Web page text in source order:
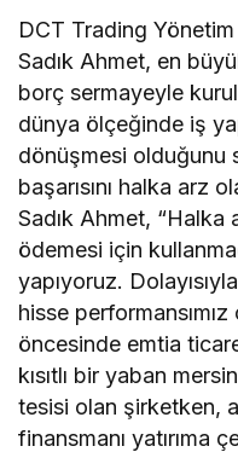
DCT Trading
Sadık Ahmet, en
borç sermayeyle
dünya ölçeğinde iş
dönüşmesi olduğunu
başarısını halka arz
Sadık Ahmet,
ödemesi için
yapıyoruz.
hisse
öncesinde emtia
kısıtlı bir yaban
tesisi olan şirketken,
finansmanı yatırıma